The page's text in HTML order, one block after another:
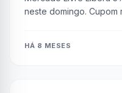
neste domingo. Cupom
HÁ 8 MESES